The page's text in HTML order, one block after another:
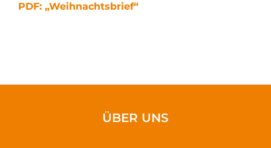
PDF: „Weihnachtsbrief“
ÜBER UNS